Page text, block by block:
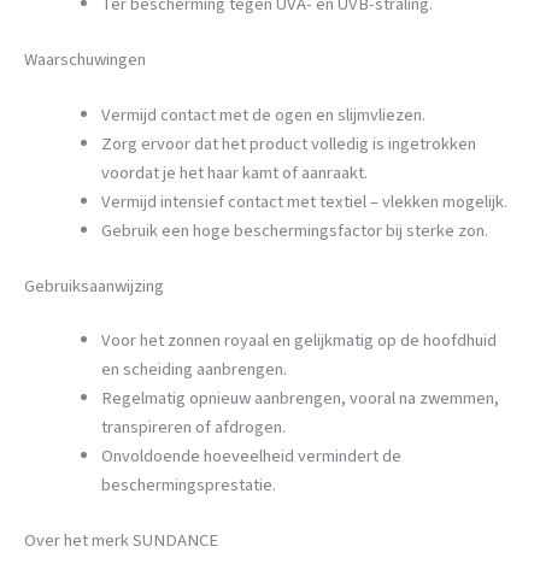
Waarschuwingen
Vermijd contact met de ogen en slijmvliezen.
Zorg ervoor dat het product volledig is ingetrokken
voordat je het haar kamt of aanraakt.
Vermijd intensief contact met textiel – vlekken mogelijk.
Gebruik een hoge beschermingsfactor bij sterke zon.
Gebruiksaanwijzing
Voor het zonnen royaal en gelijkmatig op de hoofdhuid
en scheiding aanbrengen.
Regelmatig opnieuw aanbrengen, vooral na zwemmen,
transpireren of afdrogen.
Onvoldoende hoeveelheid vermindert de
beschermingsprestatie.
Over het merk SUNDANCE